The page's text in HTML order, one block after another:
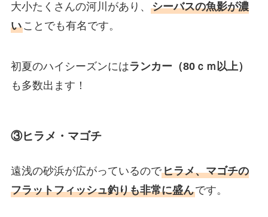
大小たくさんの河川があり、 シーバスの魚影が濃
いことでも有名です。
初夏のハイシーズンにはランカー（80ｃｍ以上）
も多数出ます！
③ヒラメ・マゴチ
遠浅の砂浜が広がっているのでヒラメ、マゴチの
フラットフィッシュ釣りも非常に盛んです。